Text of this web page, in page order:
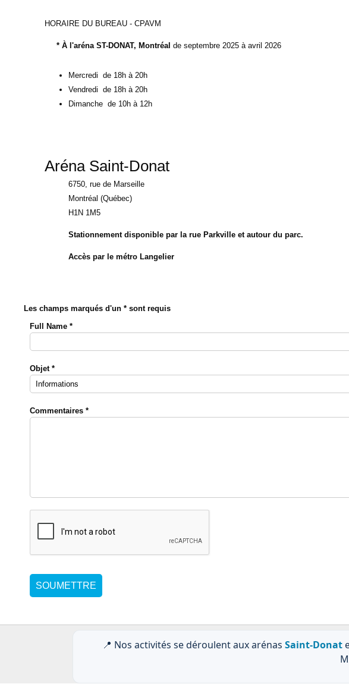
HORAIRE DU BUREAU - CPAVM
* À l'aréna ST-DONAT, Montréal de septembre 2025 à avril 2026
Mercredi de 18h à 20h
Vendredi de 18h à 20h
Dimanche de 10h à 12h
Aréna Saint-Donat
6750, rue de Marseille
Montréal (Québec)
H1N 1M5
Stationnement disponible par la rue Parkville et autour du parc.
Accès par le métro Langelier
Les champs marqués d'un * sont requis
Full Name *
Objet *
Commentaires *
SOUMETTRE
📍 Nos activités se déroulent aux arénas Saint-Donat